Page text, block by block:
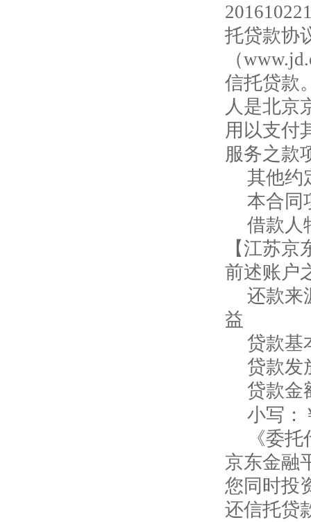
托贷款协
（
信托贷款
人是北京
用以支付
服务之款
其他约
本合同
借款人
【江苏
前述账户
还款来
益
贷款基
贷款发
贷款金
小写：
《委
京东金融
您同时投
还信托贷